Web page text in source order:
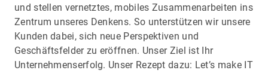
und stellen vernetztes, mobiles Zusammenarbeiten ins
Zentrum unseres Denkens. So unterstützen wir unsere
Kunden dabei, sich neue Perspektiven und
Geschäftsfelder zu eröffnen. Unser Ziel ist Ihr
Unternehmenserfolg. Unser Rezept dazu: Let’s make IT